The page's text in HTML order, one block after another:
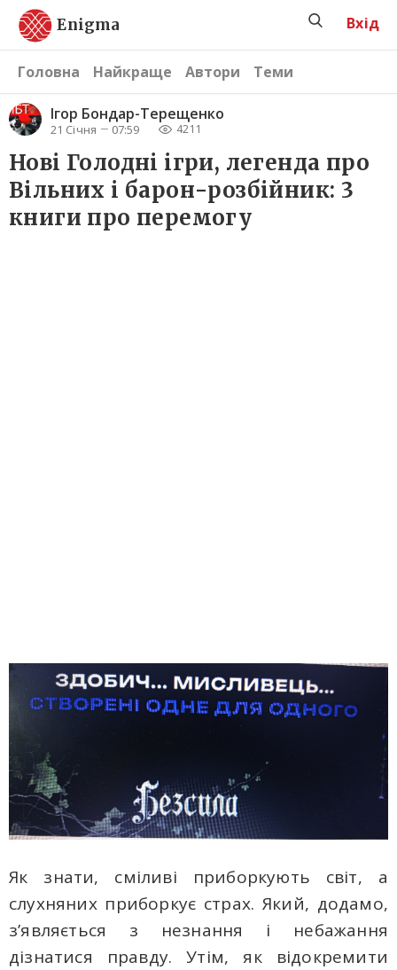
Enigma
Головна Найкраще Автори Теми
Вхід
Ігор Бондар-Терещенко
21 Січня 07:59 4211
Нові Голодні ігри, легенда про
Вільних і барон-розбійник: 3
книги про перемогу
Як знати, сміливі приборкують світ, а
слухняних приборкує страх. Який, додамо,
з’являється з незнання і небажання
дізнатися правду. Утім, як відокремити